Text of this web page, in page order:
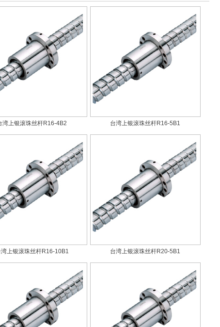
湾上银滚珠丝杆R16-4B2 台湾上银滚珠丝杆R16-5B1
湾上银滚珠丝杆R16-10B1 台湾上银滚珠丝杆R20-5B1